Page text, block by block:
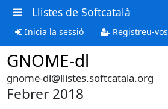
Llistes de Softcatalà
Inicia la sessió Registreu-vos
GNOME-dl
gnome-dl@llistes.softcatala.org
Febrer 2018